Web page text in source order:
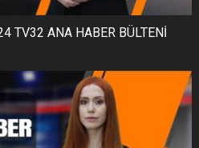
TV32 ANA HABER BÜLTENİ